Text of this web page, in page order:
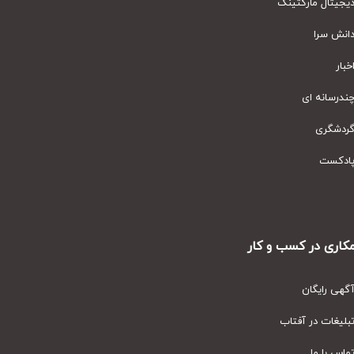
مارکتینگ
سرا
ای
در کسب و کار
رایگان
در آفتاب